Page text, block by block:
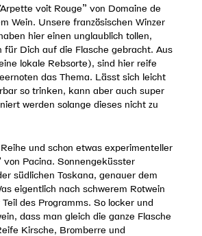
voit Rouge” von Domaine de
Wein. Unsere französischen Winzer
hier einen unglaublich tollen,
für Dich auf die Flasche gebracht. Aus
lokale Rebsorte), sind hier reife
das Thema. Lässt sich leicht
so trinken, kann aber auch super
werden solange dieses nicht zu
und schon etwas experimenteller
von Pacina. Sonnengeküsster
südlichen Toskana, genauer dem
eigentlich nach schwerem Rotwein
des Programms. So locker und
dass man gleich die ganze Flasche
Kirsche, Bromberre und